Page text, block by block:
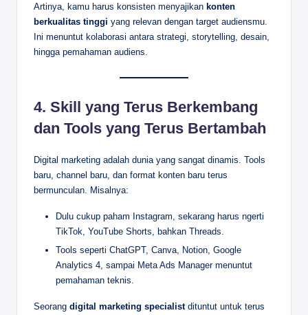
Artinya, kamu harus konsisten menyajikan konten
berkualitas tinggi yang relevan dengan target audiensmu.
Ini menuntut kolaborasi antara strategi, storytelling, desain,
hingga pemahaman audiens.
4. Skill yang Terus Berkembang
dan Tools yang Terus Bertambah
Digital marketing adalah dunia yang sangat dinamis. Tools
baru, channel baru, dan format konten baru terus
bermunculan. Misalnya:
Dulu cukup paham Instagram, sekarang harus ngerti
TikTok, YouTube Shorts, bahkan Threads.
Tools seperti ChatGPT, Canva, Notion, Google
Analytics 4, sampai Meta Ads Manager menuntut
pemahaman teknis.
Seorang digital marketing specialistdituntut untuk terus